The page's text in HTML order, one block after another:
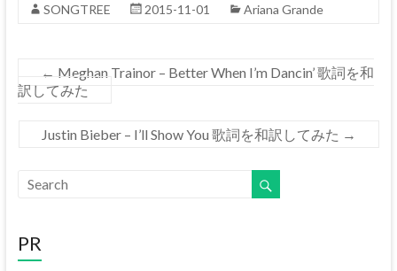
SONGTREE 2015-11-01 Ariana Grande
← Meghan Trainor – Better When I’m Dancin’ 歌詞を和
訳してみた
Justin Bieber – I’ll Show You 歌詞を和訳してみた →
PR